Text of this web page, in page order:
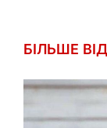
БІЛЬШЕ